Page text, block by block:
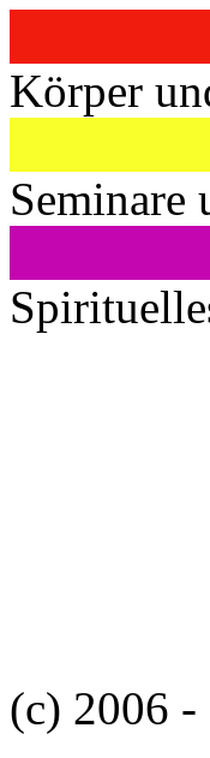
Körper
Seminare
(c) 2006 -